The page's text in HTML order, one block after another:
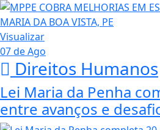
Visualizar
07 de Ago
Direitos Humanos
Lei Maria da Penha
entre avanços e